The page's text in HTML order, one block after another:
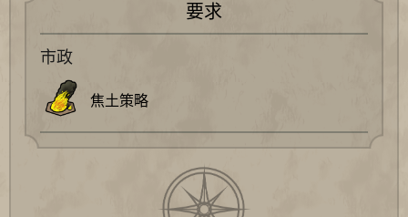
要求
市政
焦土策略